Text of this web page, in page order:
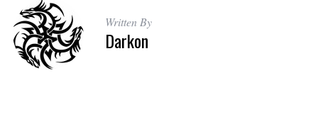
Written By
Darkon